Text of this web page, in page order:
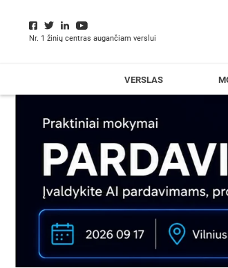
Nr. 1 žinių centras augančiam verslui
VERSLAS